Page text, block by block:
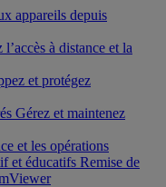
appareils depuis
à distance et la
et protégez
Gérez et maintenez
et les opérations
et éducatifs Remise de